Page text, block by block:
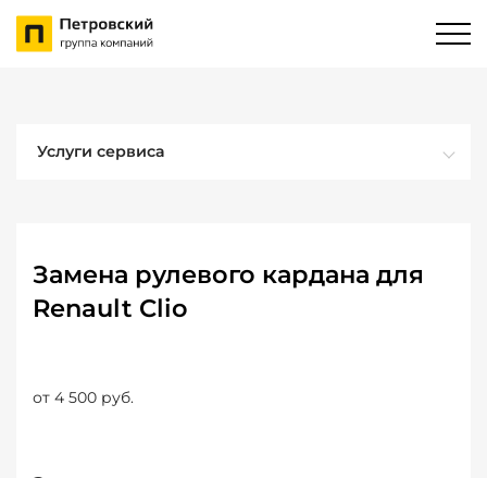
Услуги сервиса
Замена рулевого кардана для
Renault Clio
от 4 500 руб.